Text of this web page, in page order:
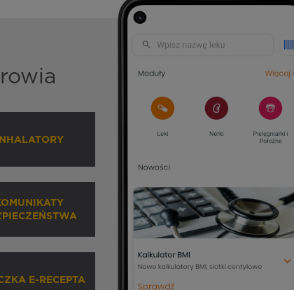
INHALATORY
E-RECEPTA